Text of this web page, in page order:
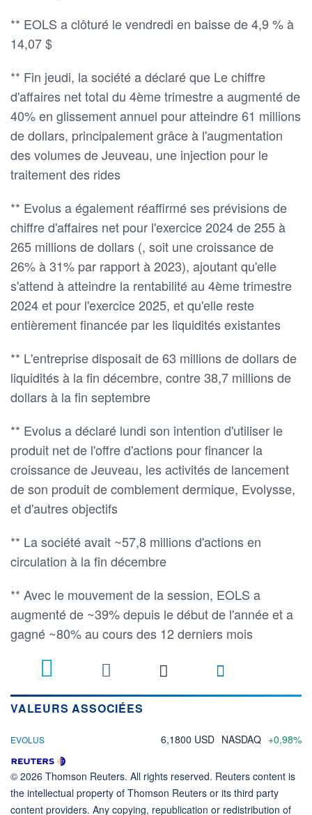
** EOLS a clôturé le vendredi en baisse de 4,9 % à
14,07 $
** Fin jeudi, la société a déclaré que Le chiffre
d'affaires net total du 4ème trimestre a augmenté de
40% en glissement annuel pour atteindre 61 millions
de dollars, principalement grâce à l'augmentation
des volumes de Jeuveau, une injection pour le
traitement des rides
** Evolus a également réaffirmé ses prévisions de
chiffre d'affaires net pour l'exercice 2024 de 255 à
265 millions de dollars (, soit une croissance de
26% à 31% par rapport à 2023), ajoutant qu'elle
s'attend à atteindre la rentabilité au 4ème trimestre
2024 et pour l'exercice 2025, et qu'elle reste
entièrement financée par les liquidités existantes
** L'entreprise disposait de 63 millions de dollars de
liquidités à la fin décembre, contre 38,7 millions de
dollars à la fin septembre
** Evolus a déclaré lundi son intention d'utiliser le
produit net de l'offre d'actions pour financer la
croissance de Jeuveau, les activités de lancement
de son produit de comblement dermique, Evolysse,
et d'autres objectifs
** La société avait ~57,8 millions d'actions en
circulation à la fin décembre
** Avec le mouvement de la session, EOLS a
augmenté de ~39% depuis le début de l'année et a
gagné ~80% au cours des 12 derniers mois
VALEURS ASSOCIÉES
EVOLUS 6,1800 USD NASDAQ +0,98%
© 2026 Thomson Reuters. All rights reserved. Reuters content is
the intellectual property of Thomson Reuters or its third party
content providers. Any copying, republication or redistribution of